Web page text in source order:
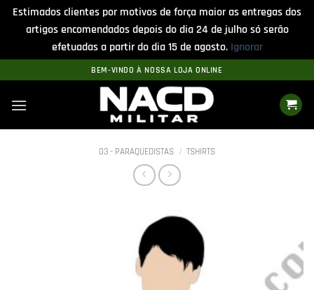
Estimados clientes por motivos de força maior as entregas dos
artigos encomendados depois do dia 24 de julho só serão
efetuadas a partir do dia 15 de agosto. Ignorar
to
content
BEM-VINDO À NOSSA LOJA ONLINE
03 - PARAQUEDISTAS / TSHIRTS